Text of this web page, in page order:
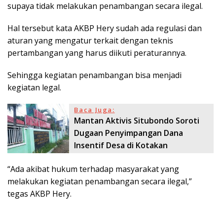
supaya tidak melakukan penambangan secara ilegal.
Hal tersebut kata AKBP Hery sudah ada regulasi dan
aturan yang mengatur terkait dengan teknis
pertambangan yang harus diikuti peraturannya.
Sehingga kegiatan penambangan bisa menjadi
kegiatan legal.
Baca Juga:
Mantan Aktivis Situbondo Soroti
Dugaan Penyimpangan Dana
Insentif Desa di Kotakan
“Ada akibat hukum terhadap masyarakat yang
melakukan kegiatan penambangan secara ilegal,”
tegas AKBP Hery.